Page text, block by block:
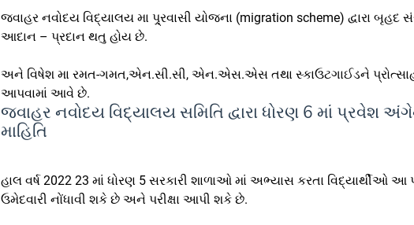
જવાહર નવોદય વિદ્યાલય મા પ્ર્રવાસી યોજના (migration scheme) દ્વારા બૃહદ
આદાન – પ્રદાન થતુ હોય છે.
અને વિષેશ મા રમત-ગમત,એન.સી.સી, એન.એસ.એસ તથા સ્કાઉટગાઈડને
આપવામાં આવે છે.
જવાહર નવોદય વિદ્યાલય સમિતિ દ્વારા ધોરણ 6 માં પ્રવેશ
માહિતિ
હાલ વર્ષ 2022 23 માં ધોરણ 5 સરકારી શાળાઓ માં અભ્યાસ કરતા વિદ્યાર્થીઓ આ
ઉમેદવારી નોંધાવી શકે છે અને પરીક્ષા આપી શકે છે.